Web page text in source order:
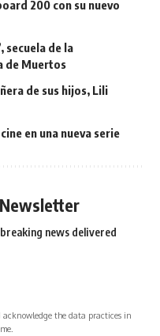
200 con su nuevo
secuela de la
de Muertos
de sus hijos, Lili
en una nueva serie
news delivered
acknowledge the data practices in